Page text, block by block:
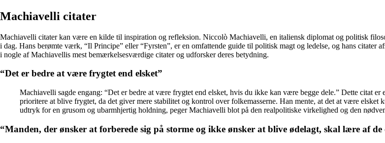
Machiavelli citater
Machiavelli citater kan være en kilde til inspiration og refleksion. Niccolò Machiavelli, en italiensk diplomat og politisk
i dag. Hans berømte værk, “Il Principe” eller “Fyrsten”, er en omfattende guide til politisk magt og ledelse, og hans
i nogle af Machiavellis mest bemærkelsesværdige citater og udforsker deres betydning.
“Det er bedre at være frygtet end elsket”
Machiavelli sagde engang: “Det er bedre at være frygtet end elsket, hvis du ikke kan være begge dele.” Dette citat
prioritere at blive frygtet, da det giver mere stabilitet og kontrol over folkemasserne. Han mente, at det at være elsket
udtryk for en grusom og ubarmhjertig holdning, peger Machiavelli blot på den realpolitiske virkelighed og den
“Manden, der ønsker at forberede sig på storme og ikke ønsker at blive ødelagt, skal lære af